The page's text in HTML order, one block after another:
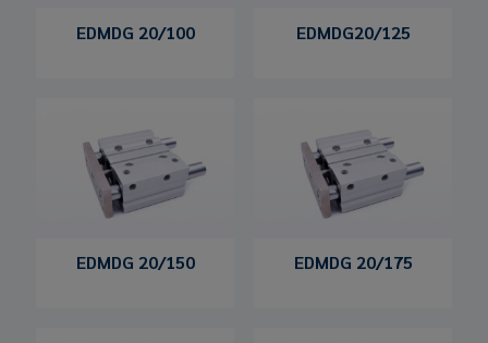
EDMDG 20/100 EDMDG20/125
EDMDG 20/150 EDMDG 20/175